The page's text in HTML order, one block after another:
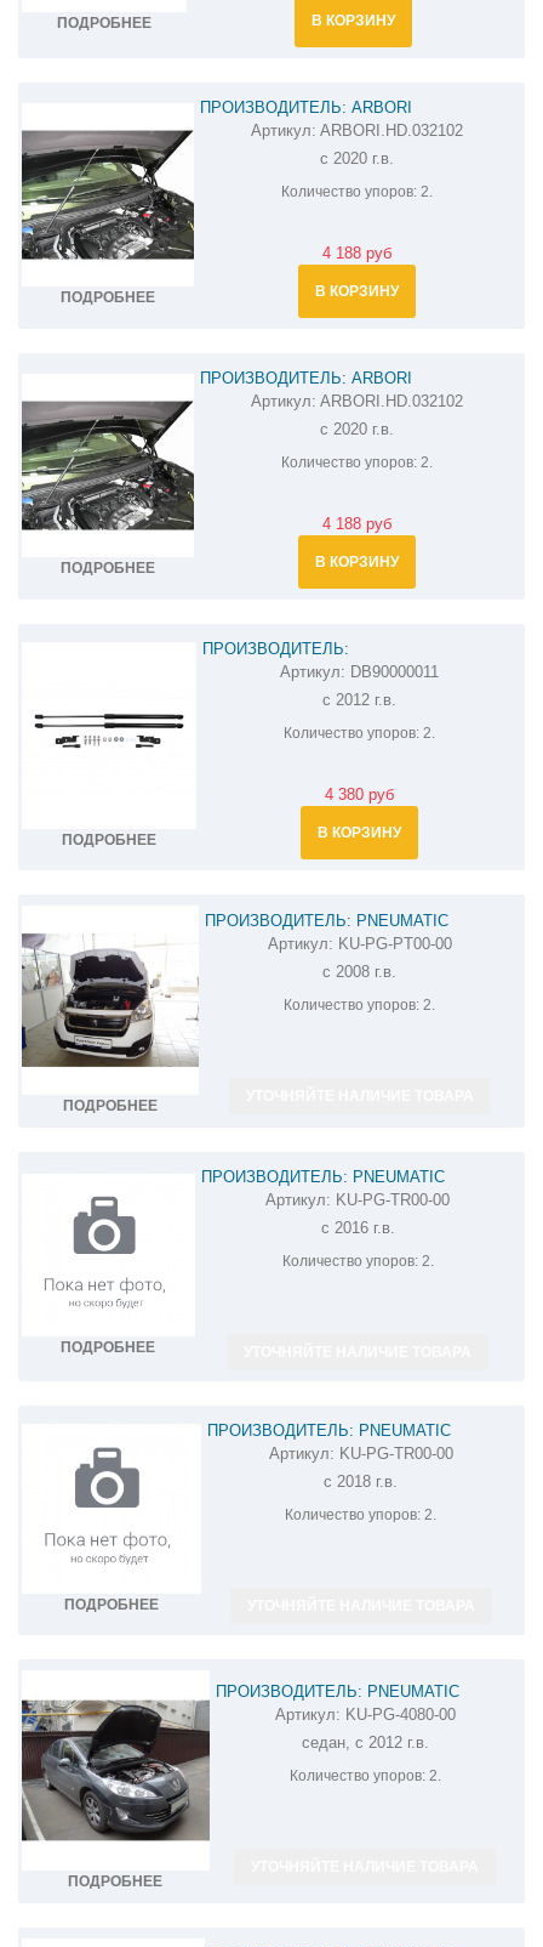
ПОДРОБНЕЕ В КОРЗИНУ
ПОДРОБНЕЕ
ПРОИЗВОДИТЕЛЬ: ARBORI
АМОРТИЗАТОРЫ (УПОРЫ) КАПОТА НА
PEUGEOT 5008 ARBORI.HD.032102
Артикул: ARBORI.HD.032102
с 2020 г.в.
Количество упоров: 2.
4 188 руб
В КОРЗИНУ
ПОДРОБНЕЕ
ПРОИЗВОДИТЕЛЬ: ARBORI
АМОРТИЗАТОРЫ (УПОРЫ) КАПОТА НА
PEUGEOT 3008 ARBORI.HD.032102
Артикул: ARBORI.HD.032102
с 2020 г.в.
Количество упоров: 2.
4 188 руб
В КОРЗИНУ
ПОДРОБНЕЕ
ПРОИЗВОДИТЕЛЬ:
АМОРТИЗАТОРЫ (УПОРЫ) КАПОТА НА
PEUGEOT PARTNER DB90000011
Артикул: DB90000011
с 2012 г.в.
Количество упоров:2.
4 380 руб
В КОРЗИНУ
ПОДРОБНЕЕ
ПРОИЗВОДИТЕЛЬ: PNEUMATIC
АМОРТИЗАТОР (УПОР) КАПОТА НА
PEUGEOT PARTNER KU-PG-PT00-00
Артикул: KU-PG-PT00-00
с 2008 г.в.
Количество упоров: 2.
ПОДРОБНЕЕ
ПРОИЗВОДИТЕЛЬ: PNEUMATIC
АМОРТИЗАТОР (УПОР) КАПОТА НА
PEUGEOT TRAVELLER KU-PG-TR00-00
Артикул: KU-PG-TR00-00
с 2016 г.в.
Количество упоров:2.
ПОДРОБНЕЕ
ПРОИЗВОДИТЕЛЬ: PNEUMATIC
АМОРТИЗАТОР (УПОР) КАПОТА НА
PEUGEOT EXPERT KU-PG-TR00-00
Артикул: KU-PG-TR00-00
с 2018 г.в.
Количество упоров: 2.
ПОДРОБНЕЕ
ПРОИЗВОДИТЕЛЬ: PNEUMATIC
АМОРТИЗАТОР (УПОР) КАПОТА НА
PEUGEOT 408 KU-PG-4080-00
Артикул: KU-PG-4080-00
седан, с 2012 г.в.
Количество упоров:2.